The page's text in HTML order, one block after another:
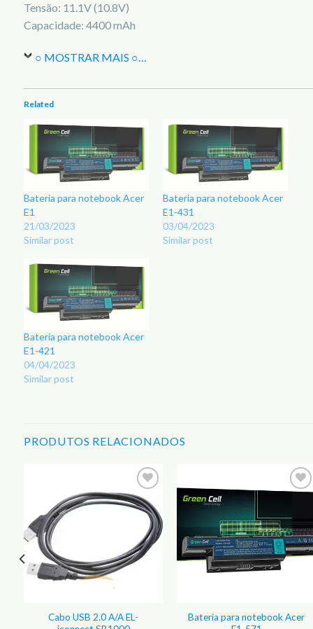
Tensão: 11.1V (10.8V)
Capacidade: 4400 mAh
○ MOSTRAR MAIS ○…
Related
Bateria para notebook Acer
E1
21/03/2023
Similar post
Bateria para notebook Acer
E1-431
03/04/2023
Similar post
Bateria para notebook Acer
E1-421
04/04/2023
Similar post
PRODUTOS RELACIONADOS
Cabo USB 2.0 A/A EL-
Bateria para notebook Acer